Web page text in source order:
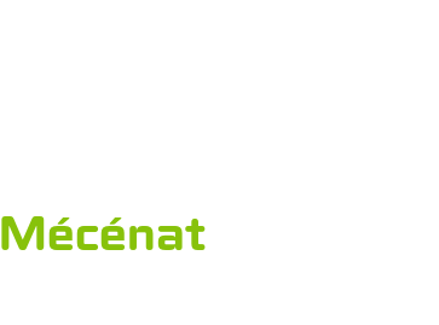
Mécénat